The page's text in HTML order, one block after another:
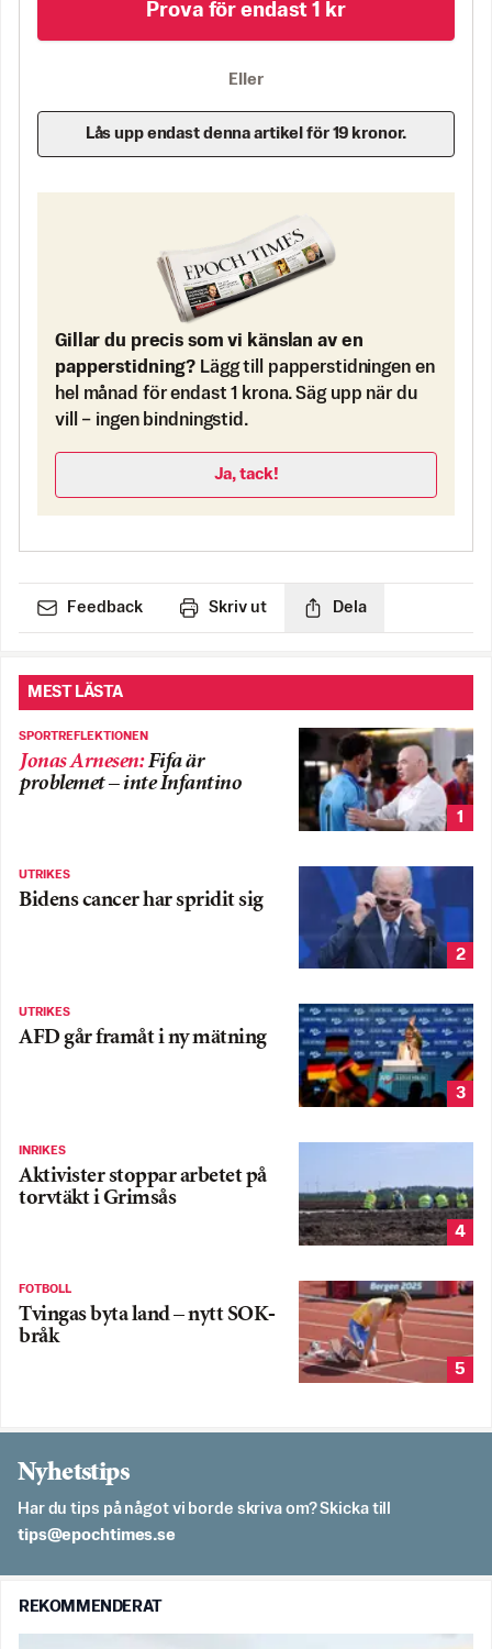
Prova för endast 1 kr
Eller
Lås upp endast denna artikel för 19 kronor.
Gillar du precis som vi känslan av en
papperstidning? Lägg till papperstidningen en
hel månad för endast 1 krona. Säg upp när du
vill – ingen bindningstid.
Ja, tack!
Feedback Skriv ut Dela
MEST LÄSTA
SPORTREFLEKTIONEN
Jonas Arnesen:Fifa är
problemet – inte Infantino
1
UTRIKES
Bidens cancer har spridit sig
2
UTRIKES
AFD går framåt i ny mätning
3
INRIKES
Aktivister stoppar arbetet på
torvtäkt i Grimsås
4
FOTBOLL
Tvingas byta land – nytt SOK-
bråk
5
Nyhetstips
Har du tips på något vi borde skriva om? Skicka till
es.semithcope@spit
REKOMMENDERAT